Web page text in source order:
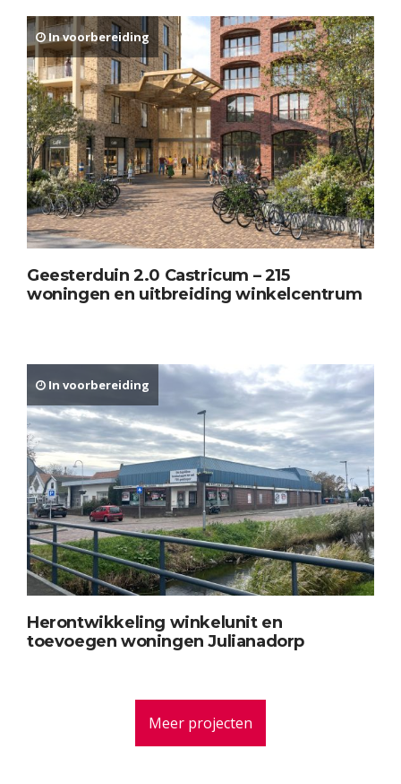
In voorbereiding
Geesterduin 2.0 Castricum – 215
woningen en uitbreiding winkelcentrum
In voorbereiding
Herontwikkeling winkelunit en
toevoegen woningen Julianadorp
Meer projecten